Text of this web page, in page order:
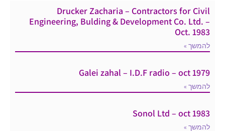
Drucker Zacharia – Contractors for Civil
Engineering, Bulding & Development Co. Ltd. –
Oct. 1983
להמשך »
Galei zahal – I.D.F radio – oct 1979
להמשך »
Sonol Ltd – oct 1983
להמשך »